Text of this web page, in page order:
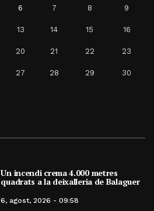
6 7 8 9
13 14 15 16
20 21 22 23
27 28 29 30
Un incendi crema 4.000 metres
quadrats a la deixalleria de Balaguer
6, agost, 2026 - 09:58